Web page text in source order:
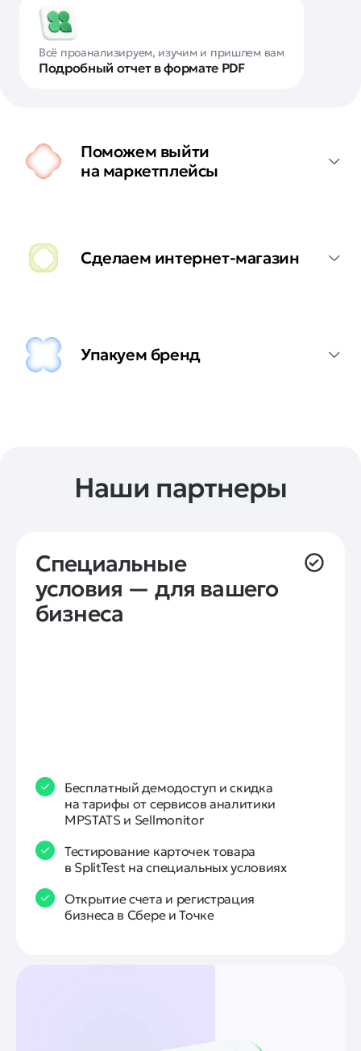
Всё проанализируем, изучим и пришлем вам
Подробный отчет в формате PDF
Поможем выйти
на маркетплейсы
Сделаем интернет-магазин
Упакуем бренд
Наши партнеры
Специальные
условия — для вашего
бизнеса
Бесплатный демодоступ и скидка
на тарифы от сервисов аналитики
MPSTATS и Sellmonitor
Тестирование карточек товара
в SplitTest на специальных условиях
Открытие счета и регистрация
бизнеса в Сбере и Точке